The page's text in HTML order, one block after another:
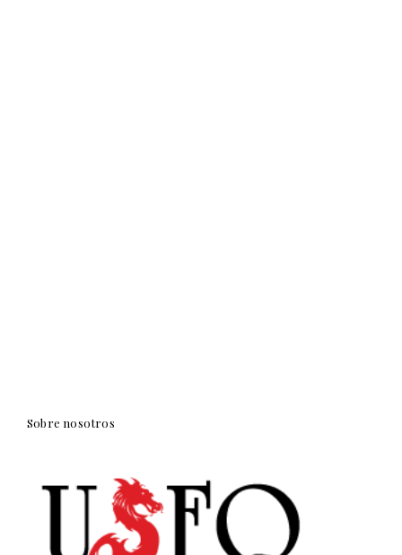
Sobre nosotros